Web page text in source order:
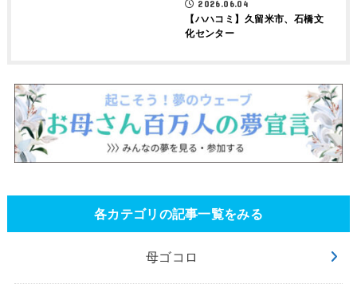
2026.06.04
【ハハコミ】久留米市、石橋文
化センター
各カテゴリの記事一覧をみる
母ゴコロ